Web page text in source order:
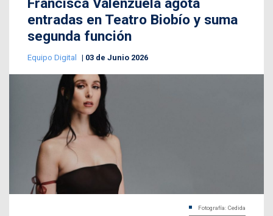
Francisca Valenzuela agota
entradas en Teatro Biobío y suma
segunda función
Equipo Digital 03 de Junio 2026
Fotografía: Cedida